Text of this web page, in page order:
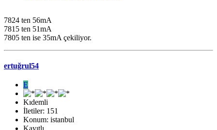
7824 ten 56mA
7815 ten 51mA
7805 ten ise 35mA çekiliyor.
ertuğrul54
E
Kıdemli
İletiler: 151
Konum: istanbul
Kayıtlı